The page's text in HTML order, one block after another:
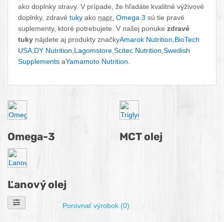
ako doplnky stravy. V prípade, že hľadáte kvalitné výživové
doplnky, zdravé tuky ako napr. Omega 3 sú tie pravé
suplementy, ktoré potrebujete. V našej ponuke zdravé
tuky nájdete aj produkty značkyAmarok Nutrition BioTech
USA DY Nutrition Lagomstore Scitec Nutrition Swedish
Supplements aYamamoto Nutrition
Podkategórie zdravé
Omega-3 MCT olej
Ľanový olej
Zobraziť filtre Porovnať výrobok (0)